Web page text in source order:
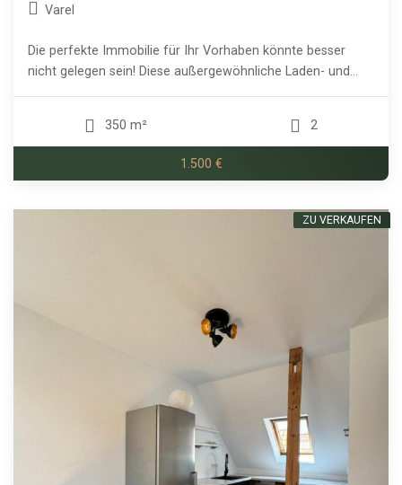
Varel
Die perfekte Immobilie für Ihr Vorhaben könnte besser
nicht gelegen sein! Diese außergewöhnliche Laden- und...
350 m² 2
1.500 €
ZU VERKAUFEN